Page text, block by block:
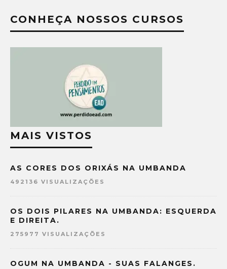
CONHEÇA NOSSOS CURSOS
MAIS VISTOS
AS CORES DOS ORIXÁS NA UMBANDA
492136 VISUALIZAÇÕES
OS DOIS PILARES NA UMBANDA: ESQUERDA
E DIREITA.
275977 VISUALIZAÇÕES
OGUM NA UMBANDA - SUAS FALANGES.